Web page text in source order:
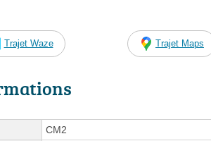
Trajet Waze Trajet Maps
CM2